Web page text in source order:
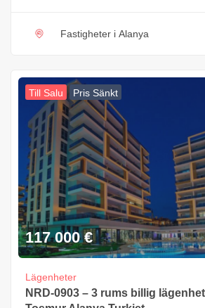
Fastigheter i Alanya
Till Salu Pris Sänkt
117 000 €
Lägenheter
NRD-0903 – 3 rums billig